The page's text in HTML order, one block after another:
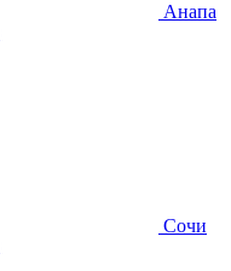
Анапа
Сочи